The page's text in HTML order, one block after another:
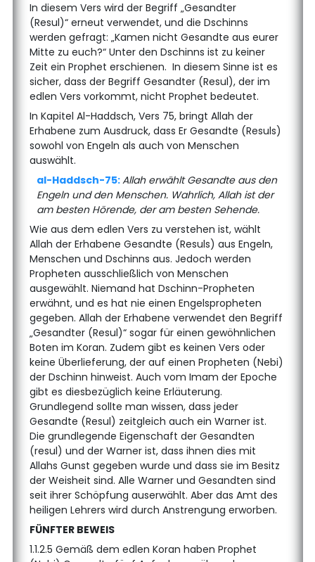
In diesem Vers wird der Begriff „Gesandter
(Resul)“ erneut verwendet, und die Dschinns
werden gefragt: „Kamen nicht Gesandte aus eurer
Mitte zu euch?“ Unter den Dschinns ist zu keiner
Zeit ein Prophet erschienen. In diesem Sinne ist es
sicher, dass der Begriff Gesandter (Resul), der im
edlen Vers vorkommt, nicht Prophet bedeutet.
In Kapitel Al-Haddsch, Vers 75, bringt Allah der
Erhabene zum Ausdruck, dass Er Gesandte (Resuls)
sowohl von Engeln als auch von Menschen
auswählt.
al-Haddsch-75:Allah erwählt Gesandte aus den
Engeln und den Menschen. Wahrlich, Allah ist der
am besten Hörende, der am besten Sehende.
Wie aus dem edlen Vers zu verstehen ist, wählt
Allah der Erhabene Gesandte (Resuls) aus Engeln,
Menschen und Dschinns aus. Jedoch werden
Propheten ausschließlich von Menschen
ausgewählt. Niemand hat Dschinn-Propheten
erwähnt, und es hat nie einen Engelspropheten
gegeben. Allah der Erhabene verwendet den Begriff
„Gesandter (Resul)“ sogar für einen gewöhnlichen
Boten im Koran. Zudem gibt es keinen Vers oder
keine Überlieferung, der auf einen Propheten (Nebi)
der Dschinn hinweist. Auch vom Imam der Epoche
gibt es diesbezüglich keine Erläuterung.
Grundlegend sollte man wissen, dass jeder
Gesandte (Resul) zeitgleich auch ein Warner ist.
Die grundlegende Eigenschaft der Gesandten
(resul) und der Warner ist, dass ihnen dies mit
Allahs Gunst gegeben wurde und dass sie im Besitz
der Weisheit sind. Alle Warner und Gesandten sind
seit ihrer Schöpfung auserwählt. Aber das Amt des
heiligen Lehrers wird durch Anstrengung erworben.
FÜNFTER BEWEIS
1.1.2.5 Gemäß dem edlen Koran haben Prophet